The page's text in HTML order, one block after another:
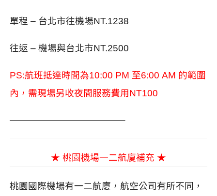
單程 – 台北市往機場NT.1238
往返 – 機場與台北市NT.2500
PS:航班抵達時間為10:00 PM 至6:00 AM 的範圍
內，需現場另收夜間服務費用NT100
————————————–
★ 桃園機場一二航廈補充 ★
桃園國際機場有一二航廈，航空公司有所不同，